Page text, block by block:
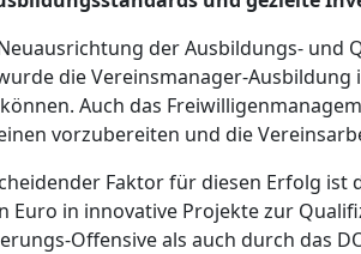
der Ausbildungs- und
die Vereinsmanager-
Auch das
vorzubereiten und die
Faktor für diesen Erfolg
Euro in innovative Projekte zur
Offensive als auch durch das